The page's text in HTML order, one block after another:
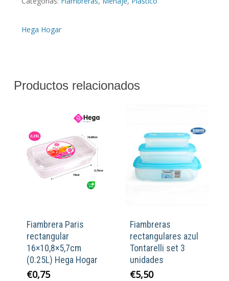
Hega Hogar
Productos relacionados
Fiambrera Paris
rectangular
16×10,8×5,7cm
(0.25L) Hega Hogar
€0,75
Fiambreras
rectangulares azul
Tontarelli set 3
unidades
€5,50